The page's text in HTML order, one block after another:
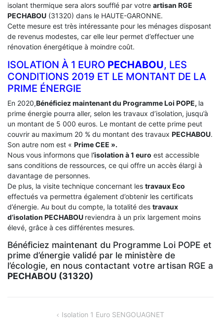
isolant thermique sera alors soufflé par votre artisan RGE
PECHABOU (31320) dans le HAUTE-GARONNE.
Cette mesure est très intéressante pour les ménages disposant
de revenus modestes, car elle leur permet d’effectuer une
rénovation énergétique à moindre coût.
ISOLATION À 1 EURO PECHABOU, LES
CONDITIONS 2019 ET LE MONTANT DE LA
PRIME ÉNERGIE
En 2020,Bénéficiez maintenant du Programme Loi POPE, la
prime énergie pourra aller, selon les travaux d’isolation, jusqu’à
un montant de 5 000 euros. Le montant de cette prime peut
couvrir au maximum 20 % du montant des travaux PECHABOU.
Son autre nom est « Prime CEE ».
Nous vous informons que l‘isolation à 1 euro est accessible
sans conditions de ressources, ce qui offre un accès élargi à
davantage de personnes.
De plus, la visite technique concernant les travaux Eco
effectués va permettra également d’obtenir les certificats
d’énergie. Au bout du compte, la totalité des travaux
d’isolation PECHABOU reviendra à un prix largement moins
élevé, grâce à ces différentes mesures.
Bénéficiez maintenant du Programme Loi POPE et
prime d’énergie validé par le ministère de
l’écologie, en nous contactant votre artisan RGE a
PECHABOU (31320)
NAVIGATIONIsolation 1 Euro SENGOUAGNET